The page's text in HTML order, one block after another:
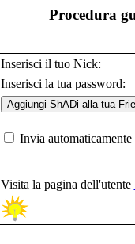
Procedura
Inserisci il tuo Nick:
Inserisci la tua password:
Invia
Visita la pagina dell'utente